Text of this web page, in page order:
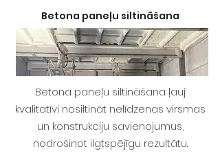
Betona paneļu siltināšana
Betona paneļu siltināšana ļauj
kvalitatīvi nosiltināt nelīdzenas virsmas
un konstrukciju savienojumus,
nodrošinot ilgtspējīgu rezultātu.